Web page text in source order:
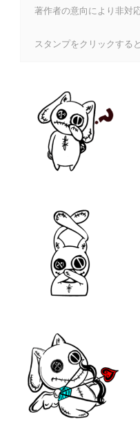
著作者の意向により非対
スタンプをクリックする